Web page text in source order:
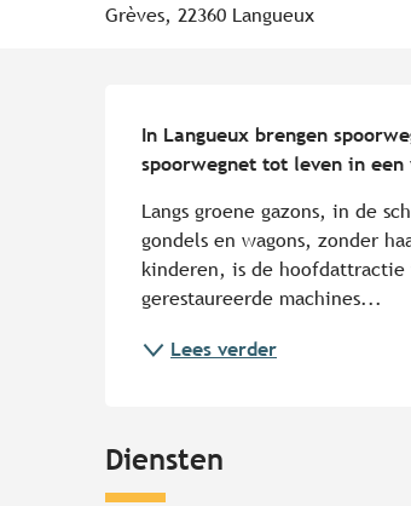
Grèves, 22360 Langueux
In Langueux brengen
spoorwegnet tot leven in
Langs groene gazons, in de
gondels en wagons, zonder
kinderen, is de
gerestaureerde machines...
Lees verder
Diensten